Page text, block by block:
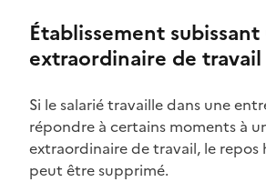
Établissement
extraordinaire de travail
Si le salarié travaille dans une
répondre à certains moments à
extraordinaire de travail, le
peut être supprimé.